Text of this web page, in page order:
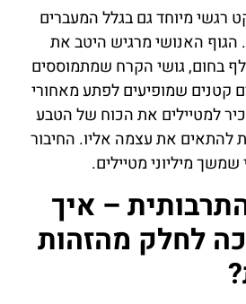
רגשי מיוחד גם בגלל המעברים
הגוף האנושי מרגיש היטב את
בחום, גושי הקרח שמתמוססים
קטנים שמופיעים לפתע מאחורי
למטיילים את הכוח של הטבע
להתאים את עצמה אליו. החיבור
שמשך מיליוני מטיילים.
– איך
לחלק מהזהות